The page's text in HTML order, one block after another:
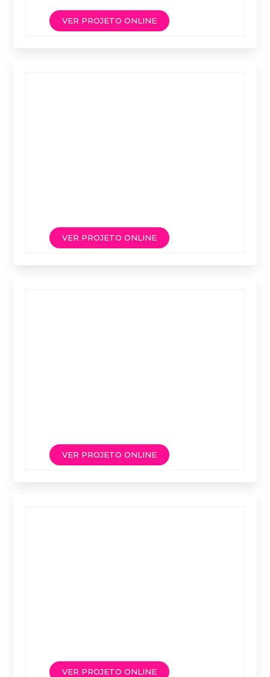
VER PROJETO ONLINE
VER PROJETO ONLINE
VER PROJETO ONLINE
VER PROJETO ONLINE